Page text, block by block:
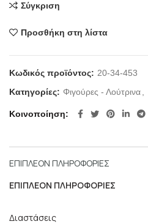
Σύγκριση
Προσθήκη στη λίστα
Κωδικός προϊόντος: 20-34-453
Κατηγορίες: Φιγούρες - Λούτρινα
Κοινοποίηση
ΕΠΙΠΛΈΟΝ ΠΛΗΡΟΦΟΡΊΕΣ
ΕΠΙΠΛΈΟΝ ΠΛΗΡΟΦΟΡΊΕΣ
Διαστάσεις